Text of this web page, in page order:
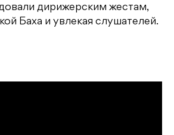
дирижерским жестам,
Баха и увлекая слушателей.